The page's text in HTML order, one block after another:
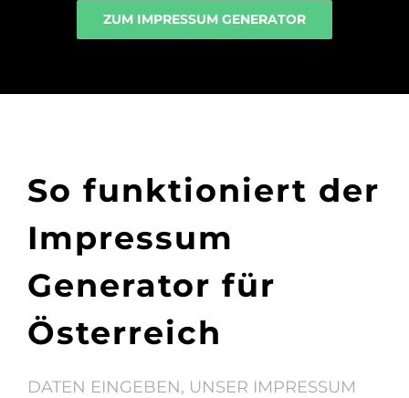
ZUM IMPRESSUM GENERATOR
So funktioniert der
Impressum
Generator für
Österreich
DATEN EINGEBEN, UNSER IMPRESSUM